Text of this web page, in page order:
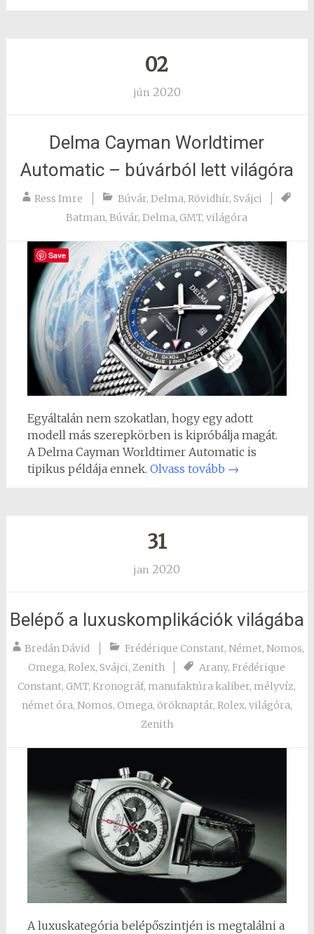
02
jún 2020
Delma Cayman Worldtimer
Automatic – búvárból lett világóra
Ress Imre Búvár,Delma,Rövidhír,Svájci
Batman,Búvár,Delma, GMT,világóra
Egyáltalán nem szokatlan, hogy egy adott
modell más szerepkörben is kipróbálja magát.
A Delma Cayman Worldtimer Automatic is
tipikus példája ennek. Olvass tovább →
31
jan 2020
Belépő a luxuskomplikációk világába
Bredán Dávid Frédérique Constant, Német, Nomos,
Omega,Rolex,Svájci,Zenith Arany,Frédérique
Constant, GMT,Kronográf, manufaktúra kaliber, mélyvíz,
német óra, Nomos, Omega, öröknaptár, Rolex, világóra,
Zenith
A luxuskategória belépőszintjén is megtalálni a
Save